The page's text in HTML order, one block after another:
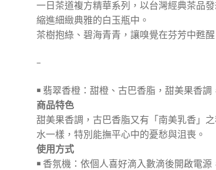
一日茶道複方精華系列，以台灣經典茶品
縮進細緻典雅的白玉瓶中。
茶樹抱綠、碧海青青，讓嗅覺在芬芳中甦
–
￭ 翡翠香橙：甜橙、古巴香脂，甜美果香
商品特色
甜美果香調，古巴香脂又有「南美乳香」
水一樣，特別能撫平心中的憂愁與沮喪。
使用方式
￭ 香氛機：依個人喜好滴入數滴後開啟電源